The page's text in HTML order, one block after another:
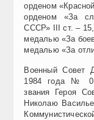
орденом
орденом «За
СССР» III ст. – 15,
медалью «За
медалью «За
Военный Совет
1984 года №
звания Героя
Николаю